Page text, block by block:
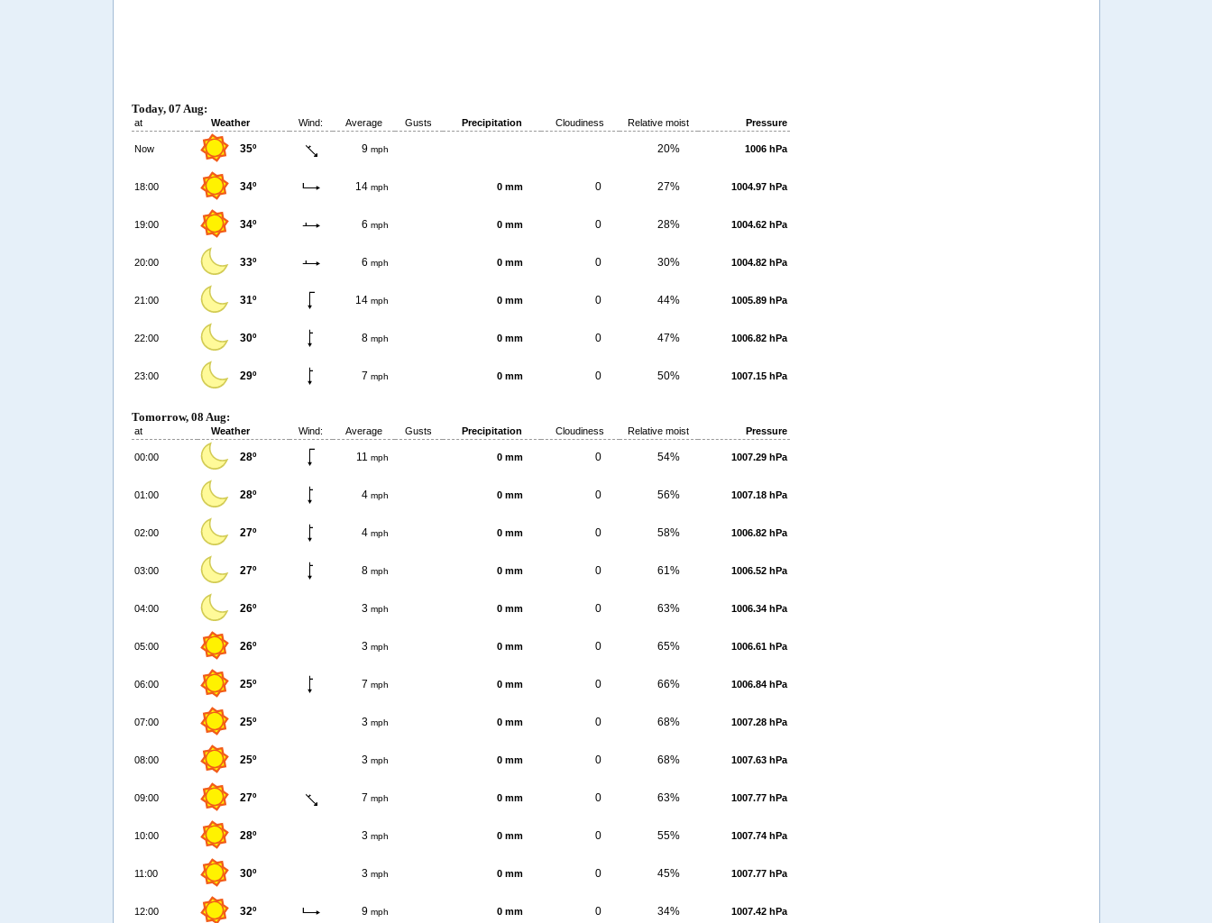
Today, 07 Aug:
at Weather Wind: Average Gusts Precipitation Cloudiness Relative moist Pressure
Now 35º 9 mph 20% 1006 hPa
18:00 34º 14 mph 0 mm 0 27% 1004.97 hPa
19:00 34º 6 mph 0 mm 0 28% 1004.62 hPa
20:00 33º 6 mph 0 mm 0 30% 1004.82 hPa
21:00 31º 14 mph 0 mm 0 44% 1005.89 hPa
22:00 30º 8 mph 0 mm 0 47% 1006.82 hPa
23:00 29º 7 mph 0 mm 0 50% 1007.15 hPa
Tomorrow, 08 Aug:
at Weather Wind: Average Gusts Precipitation Cloudiness Relative moist Pressure
00:00 28º 11 mph 0 mm 0 54% 1007.29 hPa
01:00 28º 4 mph 0 mm 0 56% 1007.18 hPa
02:00 27º 4 mph 0 mm 0 58% 1006.82 hPa
03:00 27º 8 mph 0 mm 0 61% 1006.52 hPa
04:00 26º 3 mph 0 mm 0 63% 1006.34 hPa
05:00 26º 3 mph 0 mm 0 65% 1006.61 hPa
06:00 25º 7 mph 0 mm 0 66% 1006.84 hPa
07:00 25º 3 mph 0 mm 0 68% 1007.28 hPa
08:00 25º 3 mph 0 mm 0 68% 1007.63 hPa
09:00 27º 7 mph 0 mm 0 63% 1007.77 hPa
10:00 28º 3 mph 0 mm 0 55% 1007.74 hPa
11:00 30º 3 mph 0 mm 0 45% 1007.77 hPa
12:00 32º 9 mph 0 mm 0 34% 1007.42 hPa